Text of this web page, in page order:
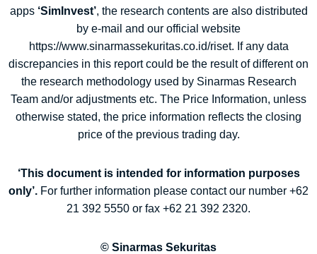
apps‘SimInvest’, the research contents are also distributed
by e-mail and our official website
https://www.sinarmassekuritas.co.id/riset. If any data
discrepancies in this report could be the result of different on
the research methodology used by Sinarmas Research
Team and/or adjustments etc. The Price Information, unless
otherwise stated, the price information reflects the closing
price of the previous trading day.
‘This document is intended for information purposes
only’. For further information please contact our number +62
21 392 5550 or fax +62 21 392 2320.
© Sinarmas Sekuritas